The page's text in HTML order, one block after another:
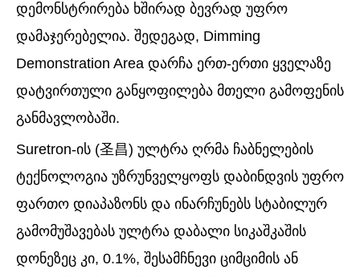
დემონსტრირება ხშირად ბევრად უფრო
დამაჯერებელია. შედეგად, Dimming
Demonstration Area დარჩა ერთ-ერთი ყველაზე
დატვირთული განყოფილება მთელი გამოფენის
განმავლობაში.
Suretron-ის (圣昌) ულტრა ღრმა ჩაბნელების
ტექნოლოგია უზრუნველყოფს დაბინდვის უფრო
ფართო დიაპაზონს და ინარჩუნებს სტაბილურ
გამომუშავებას ულტრა დაბალი სიკაშკაშის
დონეზეც კი, 0.1%, შესამჩნევი ციმციმის ან